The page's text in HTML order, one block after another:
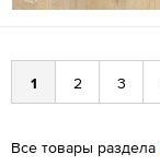
1 2 3
Все товары раздела